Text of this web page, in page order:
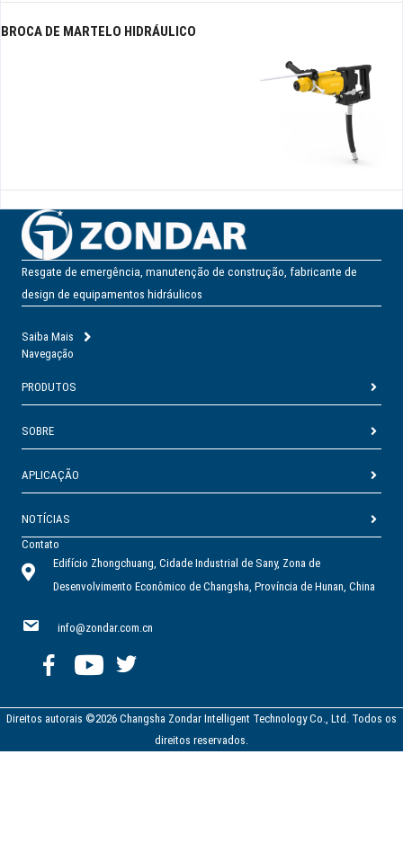
BROCA DE MARTELO HIDRÁULICO
Resgate de emergência, manutenção de construção, fabricante de
design de equipamentos hidráulicos
Saiba Mais
Navegação
PRODUTOS
SOBRE
APLICAÇÃO
NOTÍCIAS
Contato
Edifício Zhongchuang, Cidade Industrial de Sany, Zona de
Desenvolvimento Econômico de Changsha, Província de Hunan, China
info@zondar.com.cn
Direitos autorais ©2026 Changsha Zondar Intelligent Technology Co., Ltd. Todos os
direitos reservados.